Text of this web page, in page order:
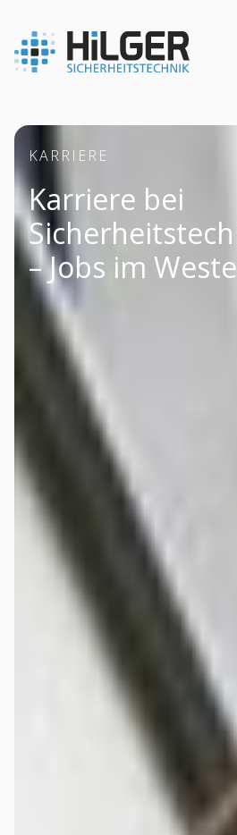
KARRIERE
Karriere bei
– Jobs im